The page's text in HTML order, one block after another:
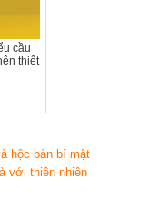
cầu
thiết
hộc bàn bí mật
với thiên nhiên